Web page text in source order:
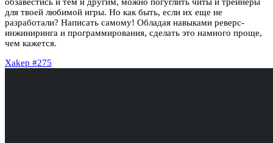
для твоей любимой игры. Но как быть, если их еще не
разработали? Написать самому! Обладая навыками реверс-
инжиниринга и программирования, сделать это намного проще,
чем кажется.
Xakep #275